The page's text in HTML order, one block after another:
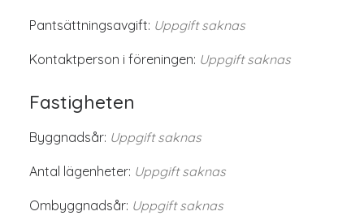
Pantsättningsavgift: Uppgift saknas
Kontaktperson i föreningen: Uppgift saknas
Fastigheten
Byggnadsår: Uppgift saknas
Antal lägenheter: Uppgift saknas
Ombyggnadsår: Uppgift saknas